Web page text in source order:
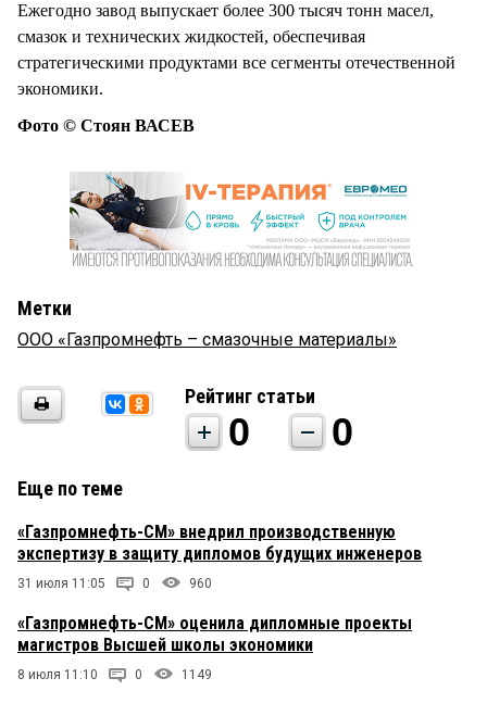
Ежегодно завод выпускает более 300 тысяч тонн масел,
смазок и технических жидкостей, обеспечивая
стратегическими продуктами все сегменты отечественной
экономики.
Фото © Стоян ВАСЕВ
Метки
ООО «Газпромнефть – смазочные материалы»
Рейтинг статьи
0 0
Еще по теме
«Газпромнефть-СМ» внедрил производственную
экспертизу в защиту дипломов будущих инженеров
31 июля 11:05 0 960
«Газпромнефть-СМ» оценила дипломные проекты
магистров Высшей школы экономики
8 июля 11:10 0 1149